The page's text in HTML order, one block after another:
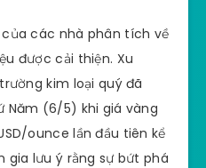
các nhà phân tích về
được cải thiện. Xu
kim loại quý đã
Năm (6/5) khi giá vàng
ounce lần đầu tiên kể
gia lưu ý rằng sự bứt phá